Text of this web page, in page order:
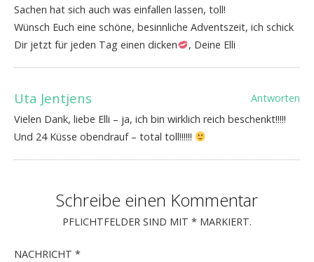
Sachen hat sich auch was einfallen lassen, toll!
Wünsch Euch eine schöne, besinnliche Adventszeit, ich schick
Dir jetzt für jeden Tag einen dicken
, Deine Elli
Uta Jentjens
Antworten
Vielen Dank, liebe Elli – ja, ich bin wirklich reich beschenkt!!!!!
Und 24 Küsse obendrauf – total toll!!!!!!
Schreibe einen Kommentar
PFLICHTFELDER SIND MIT * MARKIERT.
NACHRICHT *